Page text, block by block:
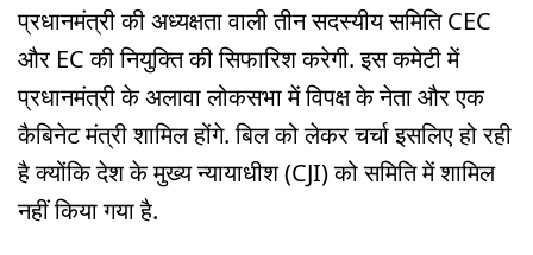
प्रधानमंत्री की अध्यक्षता वाली तीन सदस्यीय समिति CEC
और EC की नियुक्ति की सिफारिश करेगी. इस कमेटी में
प्रधानमंत्री के अलावा लोकसभा में विपक्ष के नेता और एक
कैबिनेट मंत्री शामिल होंगे. बिल को लेकर चर्चा इसलिए हो रही
है क्योंकि देश के मुख्य न्यायाधीश (CJI) को समिति में शामिल
नहीं किया गया है.